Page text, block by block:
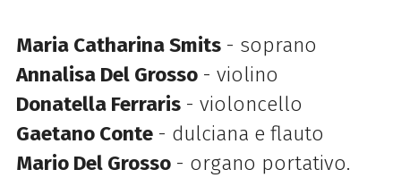
Maria Catharina Smits - soprano
Annalisa Del Grosso - violino
Donatella Ferraris - violoncello
Gaetano Conte - dulciana e flauto
Mario Del Grosso - organo portativo.